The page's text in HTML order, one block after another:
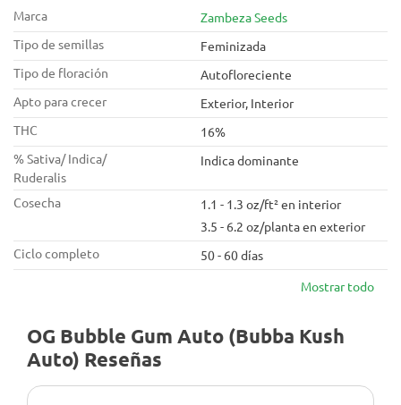
Marca
Zambeza Seeds
Tipo de semillas
Feminizada
Tipo de floración
Autofloreciente
Apto para crecer
Exterior, Interior
THC
16%
% Sativa/ Indica/
Ruderalis
Indica dominante
Cosecha
1.1 - 1.3 oz/ft² en interior
3.5 - 6.2 oz/planta en exterior
Ciclo completo
50 - 60 días
Mostrar todo
OG Bubble Gum Auto (Bubba Kush
Auto) Reseñas